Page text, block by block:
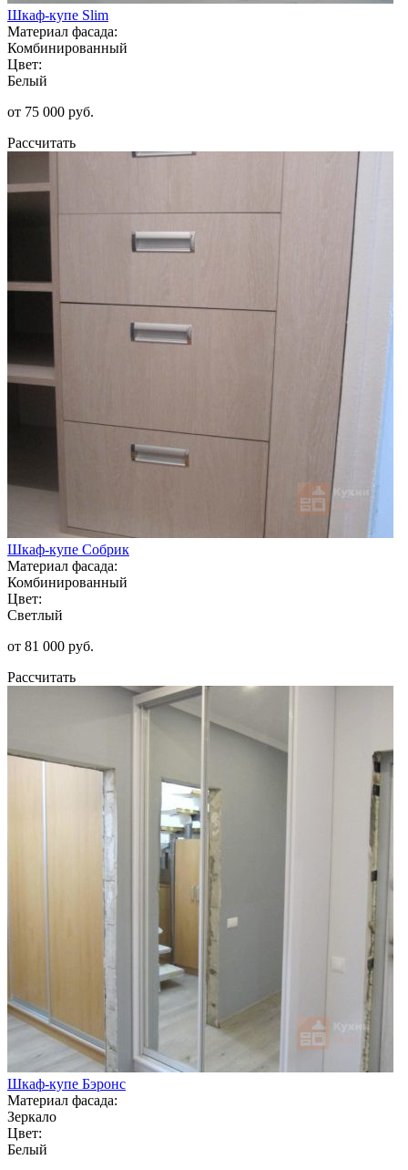
Шкаф-купе Slim
Материал фасада:
Комбинированный
Цвет:
Белый
от 75 000 руб.
Рассчитать
Шкаф-купе Собрик
Материал фасада:
Комбинированный
Цвет:
Светлый
от 81 000 руб.
Рассчитать
Шкаф-купе Бэронс
Материал фасада:
Зеркало
Цвет:
Белый